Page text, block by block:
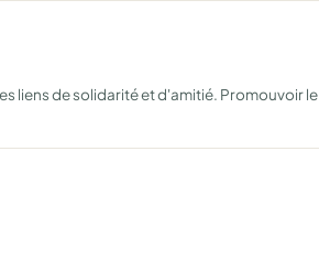
liens de solidarité et d'amitié. Promouvoir le